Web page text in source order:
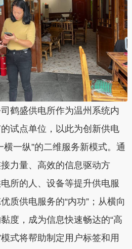
鹤盛供电所作为温州系统内
试点单位，以此为创新供电
横一纵”的二维服务新模式。通
力量、高效的信息驱动方
所的人、设备等提升供电服
质供电服务的“内功”；从横向
度，成为信息快速畅达的“高
式将帮助制定用户标签和用